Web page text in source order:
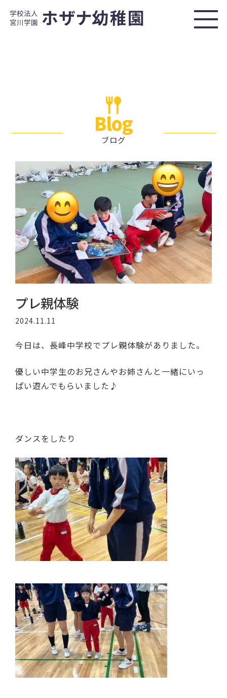
Blog
ブログ
プレ親体験
2024.11.11
今日は、長峰中学校でプレ親体験がありました。
優しい中学生のお兄さんやお姉さんと一緒にいっ
ぱい遊んでもらいました♪
ダンスをしたり